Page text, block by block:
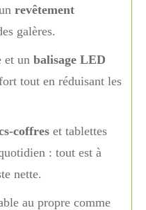
revêtement
galères.
et un balisage LED
tout en réduisant les
coffres et tablettes
: tout est à
nette.
au propre comme